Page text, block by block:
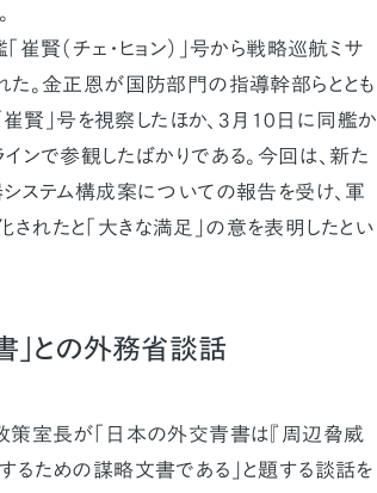
（チェ・ヒョン）」号から戦略巡航ミサ
。金正恩が国防部門の指導幹部らととも
賢」号を視察したほか、3月10日に同艦か
ンで参観したばかりである。今回は、新た
ステム構成案についての報告を受け、軍
たと「大きな満足」の意を表明したとい
」との外務省談話
室長が「日本の外交青書は『周辺脅威
ための謀略文書である」と題する談話を